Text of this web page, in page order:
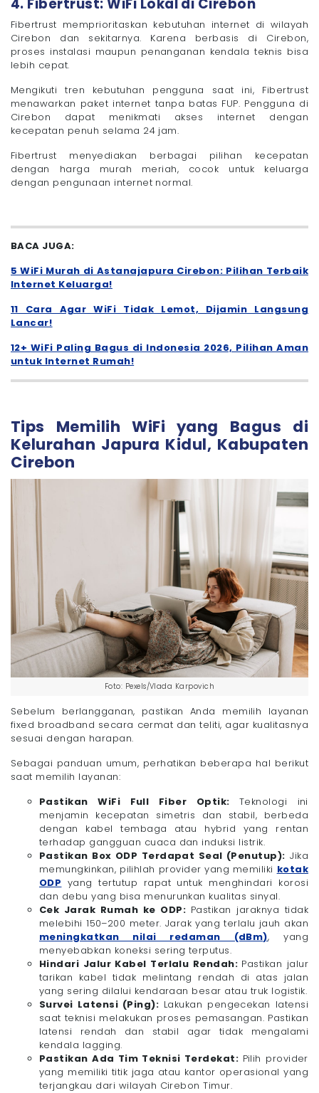
Fibertrust memprioritaskan kebutuhan internet di wilayah
Cirebon dan sekitarnya. Karena berbasis di Cirebon,
proses instalasi maupun penanganan kendala teknis bisa
lebih cepat.
Mengikuti tren kebutuhan pengguna saat ini, Fibertrust
menawarkan paket internet tanpa batas FUP. Pengguna di
Cirebon dapat menikmati akses internet dengan
kecepatan penuh selama 24 jam.
Fibertrust menyediakan berbagai pilihan kecepatan
dengan harga murah meriah, cocok untuk keluarga
dengan pengunaan internet normal.
BACA JUGA:
5 WiFi Murah di Astanajapura Cirebon: Pilihan Terbaik
Internet Keluarga!
11 Cara Agar WiFi Tidak Lemot, Dijamin Langsung
Lancar!
12+ WiFi Paling Bagus di Indonesia 2026, Pilihan Aman
untuk Internet Rumah!
Tips Memilih WiFi yang Bagus di
Kelurahan Japura Kidul, Kabupaten
Cirebon
Foto: Pexels/Vlada Karpovich
Sebelum berlangganan, pastikan Anda memilih layanan
fixed broadband secara cermat dan teliti, agar kualitasnya
sesuai dengan harapan.
Sebagai panduan umum, perhatikan beberapa hal berikut
saat memilih layanan:
Pastikan WiFi Full Fiber Optik: Teknologi ini
menjamin kecepatan simetris dan stabil, berbeda
dengan kabel tembaga atau hybrid yang rentan
terhadap gangguan cuaca dan induksi listrik.
Pastikan Box ODP Terdapat Seal (Penutup): Jika
memungkinkan, pilihlah provider yang memiliki kotak
ODP yang tertutup rapat untuk menghindari korosi
dan debu yang bisa menurunkan kualitas sinyal.
Cek Jarak Rumah ke ODP: Pastikan jaraknya tidak
melebihi 150–200 meter. Jarak yang terlalu jauh akan
meningkatkan nilai redaman (dBm), yang
menyebabkan koneksi sering terputus.
Hindari Jalur Kabel Terlalu Rendah: Pastikan jalur
tarikan kabel tidak melintang rendah di atas jalan
yang sering dilalui kendaraan besar atau truk logistik.
Survei Latensi (Ping): Lakukan pengecekan latensi
saat teknisi melakukan proses pemasangan. Pastikan
latensi rendah dan stabil agar tidak mengalami
kendala lagging.
Pastikan Ada Tim Teknisi Terdekat: Pilih provider
yang memiliki titik jaga atau kantor operasional yang
terjangkau dari wilayah Cirebon Timur.